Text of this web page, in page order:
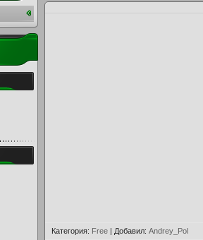
Категория: Free | Добавил: Andrey_Pol